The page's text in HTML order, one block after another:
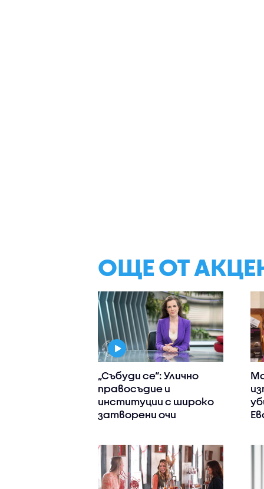
ОЩЕ ОТ
„Събуди се“: Улично
правосъдие и
институции с широко
затворени очи